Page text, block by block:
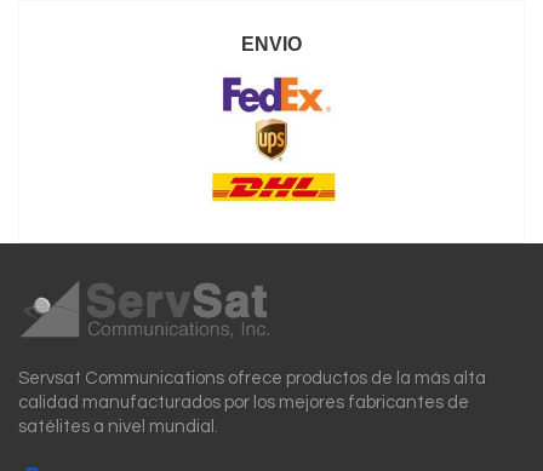
ENVIO
Servsat Communications ofrece productos de la más alta
calidad manufacturados por los mejores fabricantes de
satélites a nivel mundial.